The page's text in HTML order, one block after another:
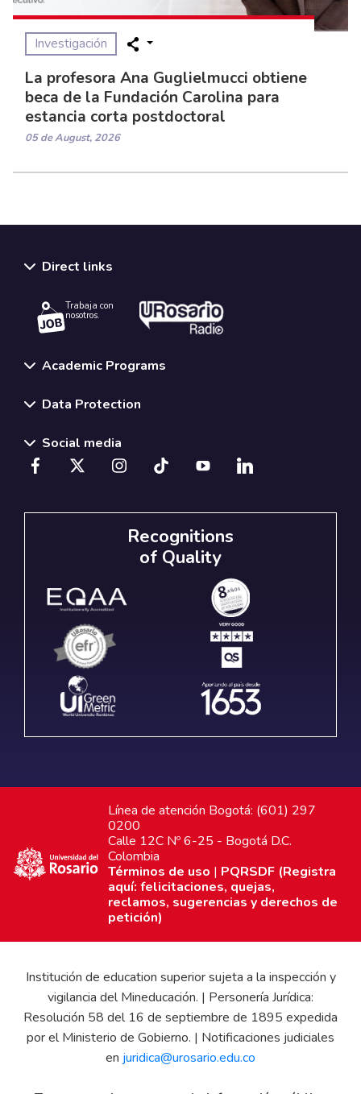
Investigación
La profesora Ana Guglielmucci obtiene
beca de la Fundación Carolina para
estancia corta postdoctoral
05 de August, 2026
Direct links
Trabaja con
nosotros.
Academic Programs
Data Protection
Social media
Recognitions
of Quality
Línea de atención Bogotá: (601) 297
0200
Calle 12C Nº 6-25 - Bogotá D.C.
Colombia
Términos de uso | PQRSDF (Registra
aquí: felicitaciones, quejas,
reclamos, sugerencias y derechos de
petición)
Institución de education superior sujeta a la inspección y
vigilancia del Mineducación. | Personería Jurídica:
Resolución 58 del 16 de septiembre de 1895 expedida
por el Ministerio de Gobierno. | Notificaciones judiciales
en juridica@urosario.edu.co